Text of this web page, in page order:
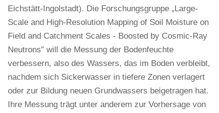
Eichstätt-Ingolstadt). Die Forschungsgruppe „Large-
Scale and High-Resolution Mapping of Soil Moisture on
Field and Catchment Scales - Boosted by Cosmic-Ray
Neutrons” will die Messung der Bodenfeuchte
verbessern, also des Wassers, das im Boden verbleibt,
nachdem sich Sickerwasser in tiefere Zonen verlagert
oder zur Bildung neuen Grundwassers beigetragen hat.
Ihre Messung trägt unter anderem zur Vorhersage von